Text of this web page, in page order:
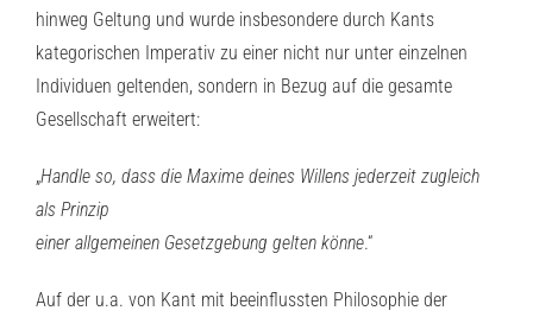
hinweg Geltung und wurde insbesondere durch Kants
kategorischen Imperativ zu einer nicht nur unter einzelnen
Individuen geltenden, sondern in Bezug auf die gesamte
Gesellschaft erweitert:
„Handle so, dass die Maxime deines Willens jederzeit zugleich
als Prinzip
einer allgemeinen Gesetzgebung gelten könne.“
Auf der u.a. von Kant mit beeinflussten Philosophie der